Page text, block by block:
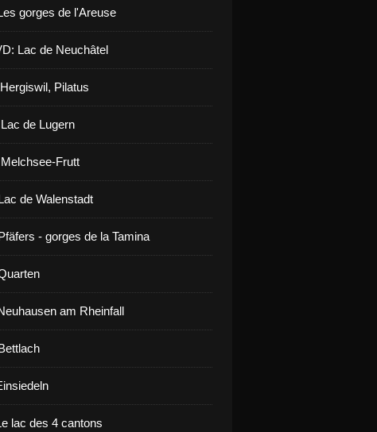
gorges de l'Areuse
Lac de Neuchâtel
Pilatus
de Lugern
Frutt
de Walenstadt
- gorges de la Tamina
am Rheinfall
lac des 4 cantons